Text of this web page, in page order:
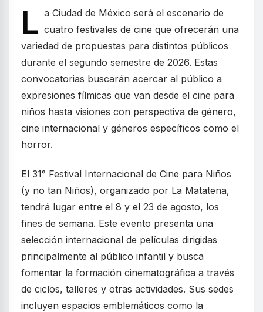
L a Ciudad de México será el escenario de
cuatro festivales de cine que ofrecerán una
variedad de propuestas para distintos públicos
durante el segundo semestre de 2026. Estas
convocatorias buscarán acercar al público a
expresiones fílmicas que van desde el cine para
niños hasta visiones con perspectiva de género,
cine internacional y géneros específicos como el
horror.
El 31° Festival Internacional de Cine para Niños
(y no tan Niños), organizado por La Matatena,
tendrá lugar entre el 8 y el 23 de agosto, los
fines de semana. Este evento presenta una
selección internacional de películas dirigidas
principalmente al público infantil y busca
fomentar la formación cinematográfica a través
de ciclos, talleres y otras actividades. Sus sedes
incluyen espacios emblemáticos como la